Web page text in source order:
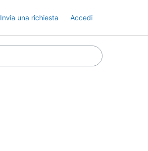
Invia una richiesta Accedi